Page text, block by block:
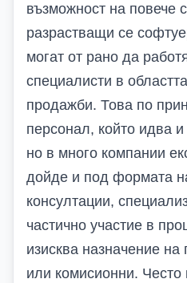
възможност на повече
разрастващи се
могат от рано да
специалисти в
продажби. Това по
персонал, който идва
но в много компании
дойде и под формата
консултации,
частично участие в
изисква назначение
или комисионни.